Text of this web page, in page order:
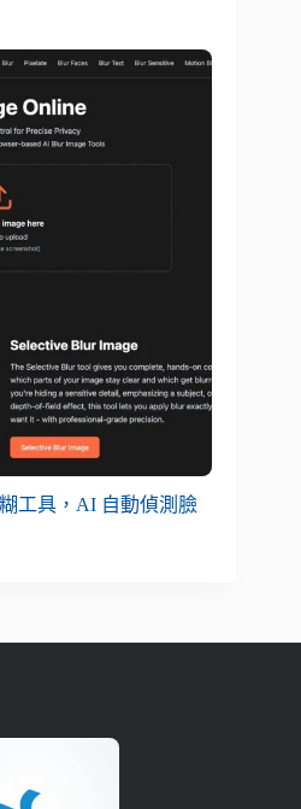
工具，AI 自動偵測臉